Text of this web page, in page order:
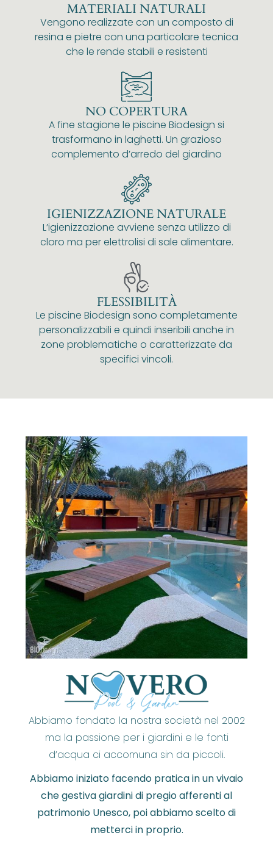
MATERIALI NATURALI
Vengono realizzate con un composto di
resina e pietre con una particolare tecnica
che le rende stabili e resistenti
NO COPERTURA
A fine stagione le piscine Biodesign si
trasformano in laghetti. Un grazioso
complemento d’arredo del giardino
IGIENIZZAZIONE NATURALE
L’igienizzazione avviene senza utilizzo di
cloro ma per elettrolisi di sale alimentare.
FLESSIBILITÀ
Le piscine Biodesign sono completamente
personalizzabili e quindi inseribili anche in
zone problematiche o caratterizzate da
specifici vincoli.
Abbiamo fondato la nostra società nel 2002
ma la passione per i giardini e le fonti
d’acqua ci accomuna sin da piccoli.
Abbiamo iniziato facendo pratica in un vivaio
che gestiva giardini di pregio afferenti al
patrimonio Unesco, poi abbiamo scelto di
metterci in proprio.